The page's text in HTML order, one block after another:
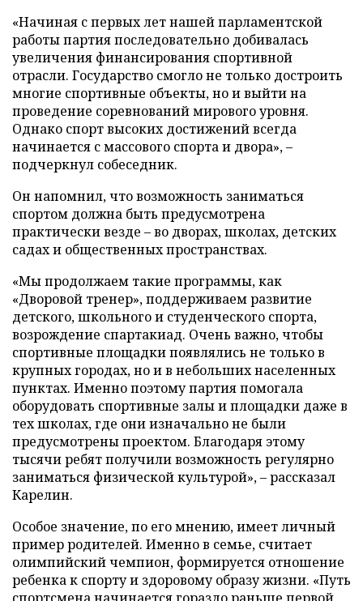
«Начиная с первых лет нашей парламентской
работы партия последовательно добивалась
увеличения финансирования спортивной
отрасли. Государство смогло не только достроить
многие спортивные объекты, но и выйти на
проведение соревнований мирового уровня.
Однако спорт высоких достижений всегда
начинается с массового спорта и двора», –
подчеркнул собеседник.
Он напомнил, что возможность заниматься
спортом должна быть предусмотрена
практически везде – во дворах, школах, детских
садах и общественных пространствах.
«Мы продолжаем такие программы, как
«Дворовой тренер», поддерживаем развитие
детского, школьного и студенческого спорта,
возрождение спартакиад. Очень важно, чтобы
спортивные площадки появлялись не только в
крупных городах, но и в небольших населенных
пунктах. Именно поэтому партия помогала
оборудовать спортивные залы и площадки даже в
тех школах, где они изначально не были
предусмотрены проектом. Благодаря этому
тысячи ребят получили возможность регулярно
заниматься физической культурой», – рассказал
Карелин.
Особое значение, по его мнению, имеет личный
пример родителей. Именно в семье, считает
олимпийский чемпион, формируется отношение
ребенка к спорту и здоровому образу жизни. «Путь